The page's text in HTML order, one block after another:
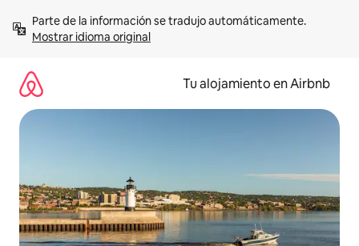
contenidoMostrar idioma original
Tu alojamiento en Airbnb